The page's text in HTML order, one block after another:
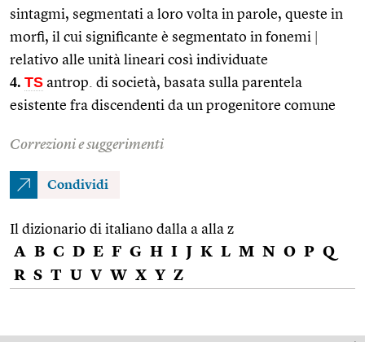
sintagmi, segmentati a loro volta in parole, queste in
morfi, il cui significante è segmentato in fonemi
relativo alle unità lineari così individuate
4. TS antrop. di società, basata sulla parentela
esistente fra discendenti da un progenitore comune
Correzioni e suggerimenti
Condividi
Il dizionario di italiano dalla a alla z
A B C D E F G H I J K L M N O P Q
R S T U V W X Y Z